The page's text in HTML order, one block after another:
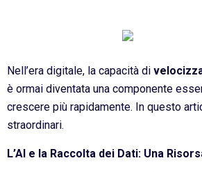
Nell’era digitale, la capacità di
è ormai diventata una componente
crescere più rapidamente. In questo
straordinari.
L’AI e la Raccolta dei Dati: Una